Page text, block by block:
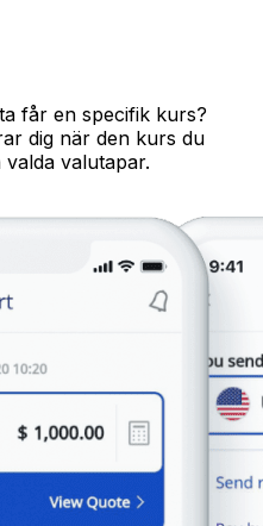
får en specifik kurs?
dig när den kurs du
valutapar.